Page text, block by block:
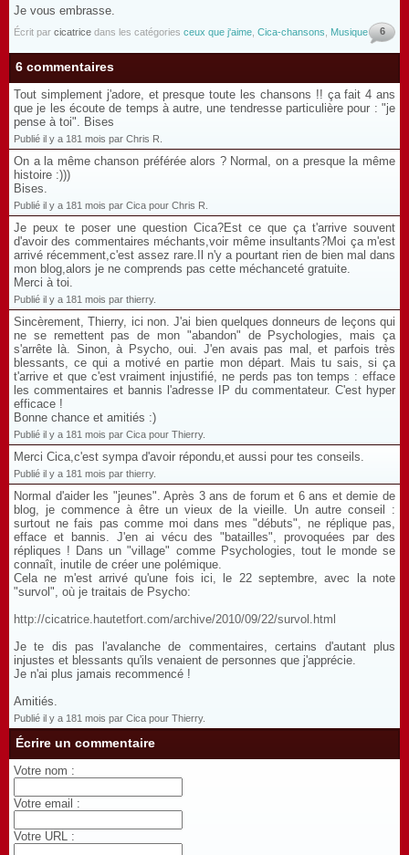
Je vous embrasse.
Écrit par cicatrice dans les catégories ceux que j'aime Cica-chansons Musique 6
6 commentaires
Tout simplement j'adore, et presque toute les chansons !! ça fait 4 ans
que je les écoute de temps à autre, une tendresse particulière pour : "je
pense à toi". Bises
Publié il y a 181 mois par Chris R.
On a la même chanson préférée alors ? Normal, on a presque la même
histoire :)))
Bises.
Publié il y a 181 mois par Cica pour Chris R.
Je peux te poser une question Cica?Est ce que ça t'arrive souvent
d'avoir des commentaires méchants,voir même insultants?Moi ça m'est
arrivé récemment,c'est assez rare.Il n'y a pourtant rien de bien mal dans
mon blog,alors je ne comprends pas cette méchanceté gratuite.
Merci à toi.
Publié il y a 181 mois par thierry.
Sincèrement, Thierry, ici non. J'ai bien quelques donneurs de leçons qui
ne se remettent pas de mon "abandon" de Psychologies, mais ça
s'arrête là. Sinon, à Psycho, oui. J'en avais pas mal, et parfois très
blessants, ce qui a motivé en partie mon départ. Mais tu sais, si ça
t'arrive et que c'est vraiment injustifié, ne perds pas ton temps : efface
les commentaires et bannis l'adresse IP du commentateur. C'est hyper
efficace !
Bonne chance et amitiés :)
Publié il y a 181 mois par Cica pour Thierry.
Merci Cica,c'est sympa d'avoir répondu,et aussi pour tes conseils.
Publié il y a 181 mois par thierry.
Normal d'aider les "jeunes". Après 3 ans de forum et 6 ans et demie de
blog, je commence à être un vieux de la vieille. Un autre conseil :
surtout ne fais pas comme moi dans mes "débuts", ne réplique pas,
efface et bannis. J'en ai vécu des "batailles", provoquées par des
répliques ! Dans un "village" comme Psychologies, tout le monde se
connaît, inutile de créer une polémique.
Cela ne m'est arrivé qu'une fois ici, le 22 septembre, avec la note
"survol", où je traitais de Psycho:
http://cicatrice.hautetfort.com/archive/2010/09/22/survol.html
Je te dis pas l'avalanche de commentaires, certains d'autant plus
injustes et blessants qu'ils venaient de personnes que j'apprécie.
Je n'ai plus jamais recommencé !
Amitiés.
Publié il y a 181 mois par Cica pour Thierry.
Écrire un commentaire
Votre nom :
Votre email :
Votre URL :